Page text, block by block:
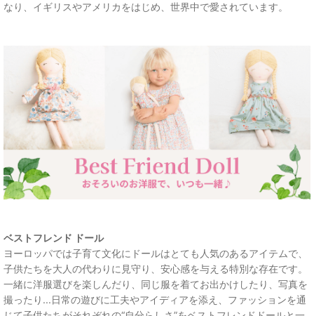
なり、イギリスやアメリカをはじめ、世界中で愛されています。
ベストフレンド ドール
ヨーロッパでは子育て文化にドールはとても人気のあるアイテムで、
子供たちを大人の代わりに見守り、安心感を与える特別な存在です。
一緒に洋服選びを楽しんだり、同じ服を着てお出かけしたり、写真を
撮ったり...日常の遊びに工夫やアイディアを添え、ファッションを通